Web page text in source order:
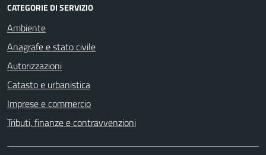
CATEGORIE DI SERVIZIO
Ambiente
Anagrafe e stato civile
Autorizzazioni
Catasto e urbanistica
Imprese e commercio
Tributi, finanze e contravvenzioni